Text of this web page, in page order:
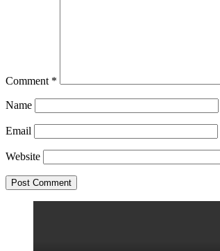
Comment *
Name
Email
Website